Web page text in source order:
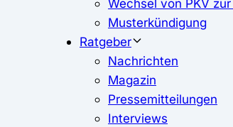
Wechsel von PKV zur
Musterkündigung
Ratgeber
Nachrichten
Magazin
Pressemitteilungen
Interviews